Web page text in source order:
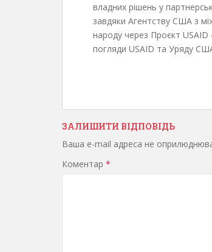
владних рішень у
завдяки Агентству США з
народу через Проєкт
погляди USAID та Уряду
ЗАЛИШИТИ ВІДПОВІДЬ
Ваша e-mail адреса не
Коментар *